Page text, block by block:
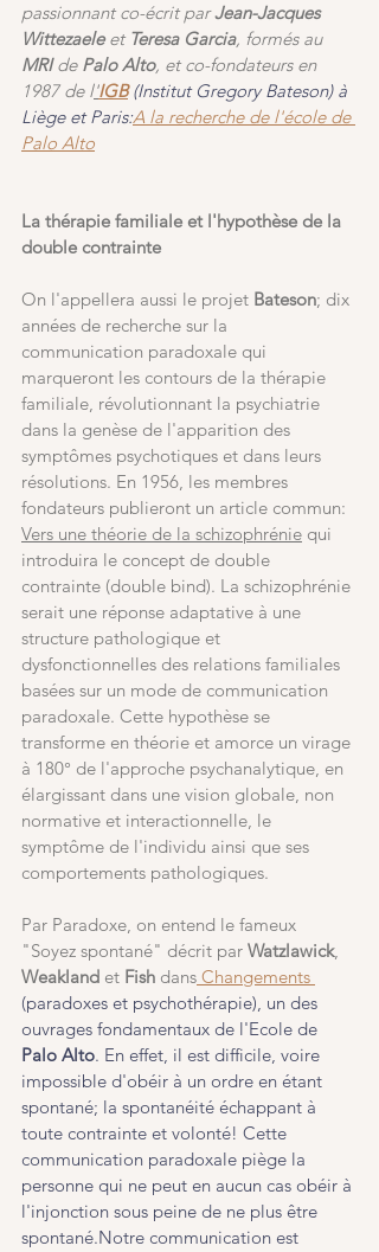
passionnant co-écrit par Jean-Jacques
Wittezaele et Teresa Garcia, formés au
MRI de Palo Alto, et co-fondateurs en
1987 de l'IGB (Institut Gregory Bateson) à
Liège et Paris:A la recherche de l'école de
Palo Alto
La thérapie familiale et l'hypothèse de la
double contrainte
On l'appellera aussi le projet Bateson; dix
années de recherche sur la
communication paradoxale qui
marqueront les contours de la thérapie
familiale, révolutionnant la psychiatrie
dans la genèse de l'apparition des
symptômes psychotiques et dans leurs
résolutions. En 1956, les membres
fondateurs publieront un article commun:
Vers une théorie de la schizophrénie qui
introduira le concept de double
contrainte (double bind). La schizophrénie
serait une réponse adaptative à une
structure pathologique et
dysfonctionnelles des relations familiales
basées sur un mode de communication
paradoxale. Cette hypothèse se
transforme en théorie et amorce un virage
à 180° de l'approche psychanalytique, en
élargissant dans une vision globale, non
normative et interactionnelle, le
symptôme de l'individu ainsi que ses
comportements pathologiques.
Par Paradoxe, on entend le fameux
"Soyez spontané" décrit par Watzlawick,
Weakland et Fish dans Changements
(paradoxes et psychothérapie), un des
ouvrages fondamentaux de l'Ecole de
Palo Alto. En effet, il est difficile, voire
impossible d'obéir à un ordre en étant
spontané; la spontanéité échappant à
toute contrainte et volonté! Cette
communication paradoxale piège la
personne qui ne peut en aucun cas obéir à
l'injonction sous peine de ne plus être
spontané.Notre communication est